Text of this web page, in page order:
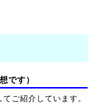
です）
ご紹介しています。